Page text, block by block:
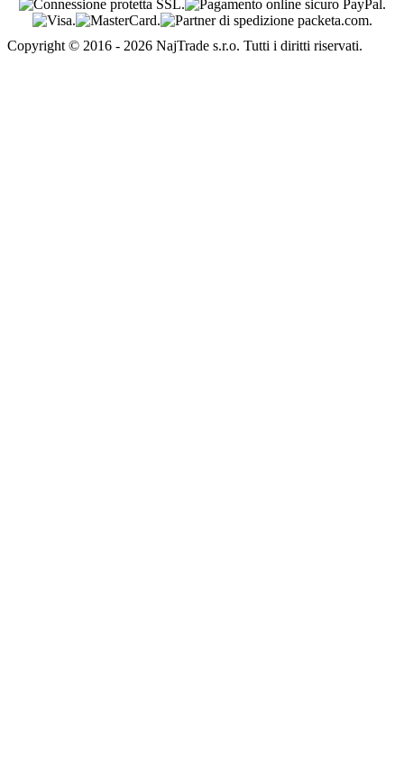
Copyright © 2016 - 2026 NajTrade s.r.o. Tutti i diritti riservati.